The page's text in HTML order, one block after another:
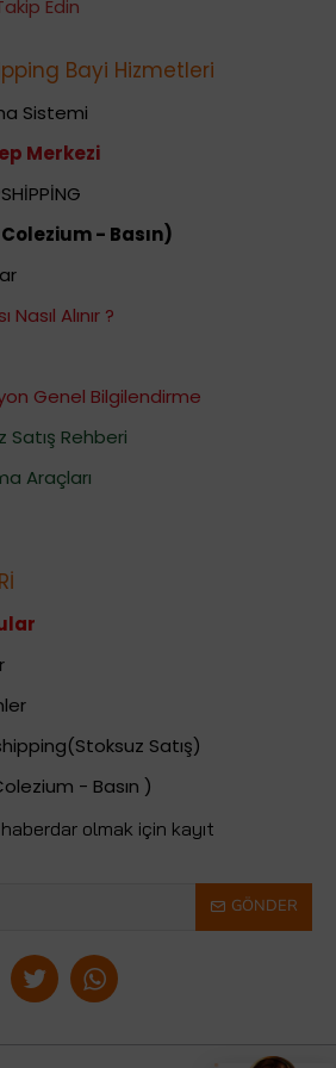
Edin
Bayi Hizmetleri
Sistemi
Merkezi
- Basın)
Alınır ?
Genel Bilgilendirme
Rehberi
Araçları
Satış)
- Basın )
olmak için kayıt
GÖNDER